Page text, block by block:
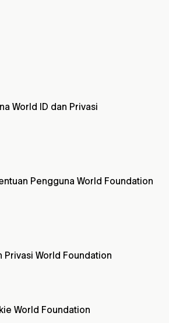
World ID dan Privasi
Pengguna World Foundation
Privasi World Foundation
World Foundation